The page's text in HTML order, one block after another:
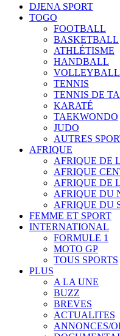
DJENA SPORT
TOGO
FOOTBALL
BASKETBALL
ATHLÉTISME
HANDBALL
VOLLEYBALL
TENNIS
TENNIS DE
KARATÉ
TAEKWONDO
JUDO
AUTRES
AFRIQUE
AFRIQUE DE
AFRIQUE
AFRIQUE DE
AFRIQUE DU
AFRIQUE DU
FEMME ET SPORT
INTERNATIONAL
FORMULE 1
MOTO GP
TOUS SPORTS
PLUS
A LA UNE
BUZZ
BREVES
ACTUALITES
ANNONCES/